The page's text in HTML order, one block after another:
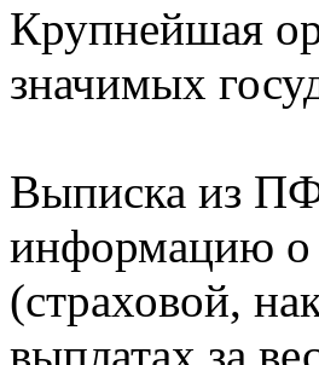
Крупнейшая
значимых
Выписка из
информацию о
(страховой,
выплатах за